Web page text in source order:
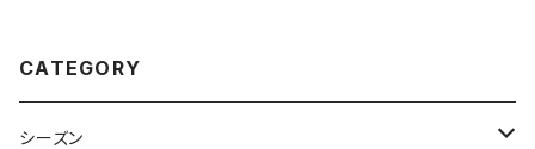
CATEGORY
シーズン